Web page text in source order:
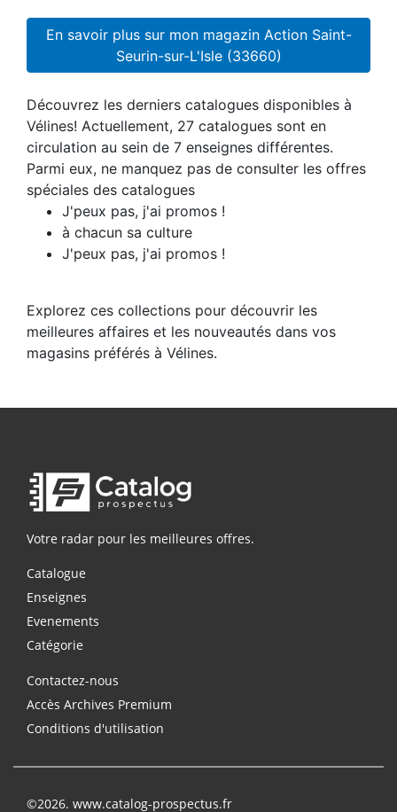
En savoir plus sur mon magazin Action Saint-
Seurin-sur-L'Isle (33660)
Découvrez les derniers catalogues disponibles à
Vélines! Actuellement, 27 catalogues sont en
circulation au sein de 7 enseignes différentes.
Parmi eux, ne manquez pas de consulter les offres
spéciales des catalogues
J'peux pas, j'ai promos !
à chacun sa culture
J'peux pas, j'ai promos !
Explorez ces collections pour découvrir les
meilleures affaires et les nouveautés dans vos
magasins préférés à Vélines.
Votre radar pour les meilleures offres.
Catalogue
Enseignes
Evenements
Catégorie
Contactez-nous
Accès Archives Premium
Conditions d'utilisation
©2026. www.catalog-prospectus.fr